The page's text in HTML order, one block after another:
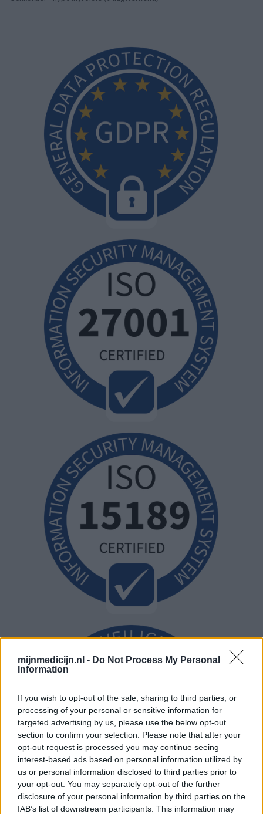
mijnmedicijn.nl - Do Not Process My Personal
Information
If you wish to opt-out of the sale, sharing to third parties, or
processing of your personal or sensitive information for
targeted advertising by us, please use the below opt-out
section to confirm your selection. Please note that after your
opt-out request is processed you may continue seeing
interest-based ads based on personal information utilized by
us or personal information disclosed to third parties prior to
your opt-out. You may separately opt-out of the further
disclosure of your personal information by third parties on the
IAB’s list of downstream participants. This information may